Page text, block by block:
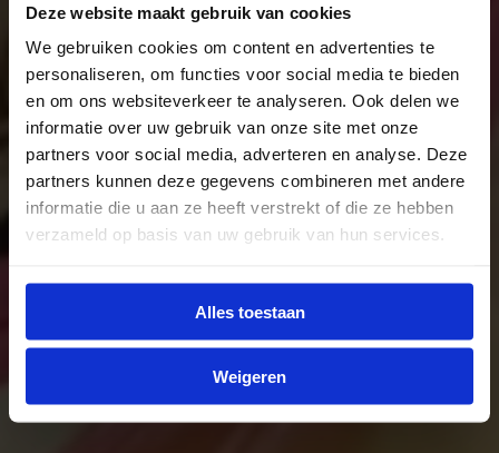
Deze website maakt gebruik van cookies
We gebruiken cookies om content en advertenties te
personaliseren, om functies voor social media te bieden
en om ons websiteverkeer te analyseren. Ook delen we
informatie over uw gebruik van onze site met onze
partners voor social media, adverteren en analyse. Deze
partners kunnen deze gegevens combineren met andere
informatie die u aan ze heeft verstrekt of die ze hebben
verzameld op basis van uw gebruik van hun services.
Alles toestaan
Weigeren